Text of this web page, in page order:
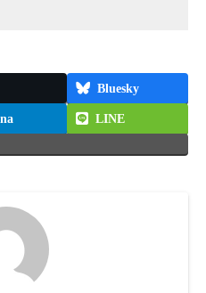
Bluesky
LINE